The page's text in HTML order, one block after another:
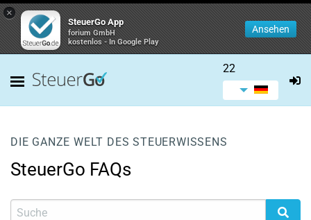
×
SteuerGo App
forium GmbH
kostenlos - In Google Play
Ansehen
22
DIE GANZE WELT DES STEUERWISSENS
SteuerGo FAQs